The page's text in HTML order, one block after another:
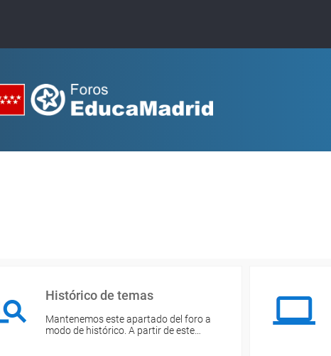
Histórico de temas
Mantenemos este apartado del foro a
modo de histórico. A partir de este…